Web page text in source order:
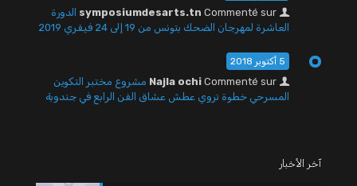
symposiumdesarts.tn Commenté sur
الدورة
العاشرة لمهرجان الضحك بتونس من 19 إلى 24 فيفري 2019
5 أكتوبر 2018
Najla ochi Commenté sur
مشروع مختبر التكوين
المسرحي خطوة تروي عطش عشاق الفن الرابع في جندوبة
آخر الأخبار